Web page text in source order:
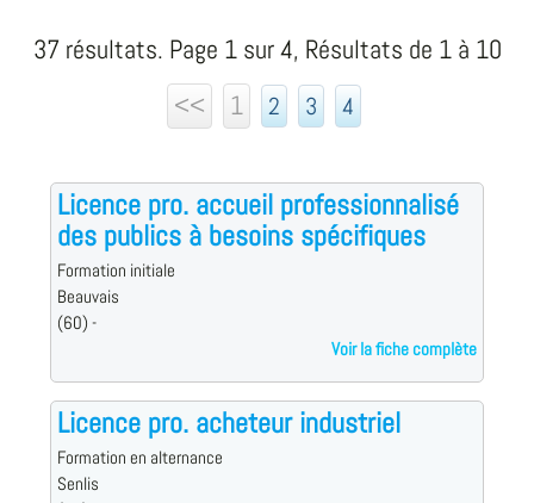
37 résultats. Page 1 sur 4, Résultats de 1 à 10
<<
1 2 3 4
Licence pro. accueil professionnalisé
des publics à besoins spécifiques
Formation initiale
Beauvais
(60) -
Voir la fiche complète
Licence pro. acheteur industriel
Formation en alternance
Senlis